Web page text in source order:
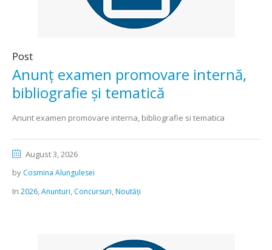
Post
Anunț examen promovare internă,
bibliografie și tematică
Anunt examen promovare interna, bibliografie si tematica
August 3, 2026
by Cosmina Alungulesei
In 2026,Anunturi, Concursuri,Noutăți